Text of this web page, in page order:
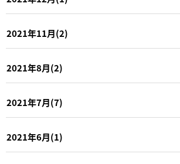
2021年11月(2)
2021年8月(2)
2021年7月(7)
2021年6月(1)